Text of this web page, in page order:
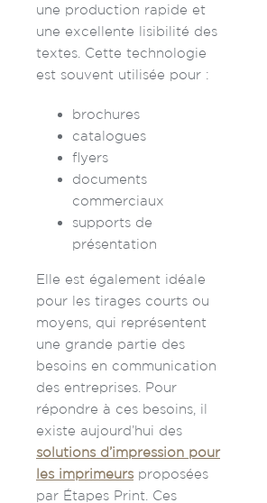
une production rapide et
une excellente lisibilité des
textes. Cette technologie
est souvent utilisée pour :
brochures
catalogues
flyers
documents
commerciaux
supports de
présentation
Elle est également idéale
pour les tirages courts ou
moyens, qui représentent
une grande partie des
besoins en communication
des entreprises. Pour
répondre à ces besoins, il
existe aujourd’hui des
solutions d’impression pour
les imprimeursproposées
par Étapes Print. Ces